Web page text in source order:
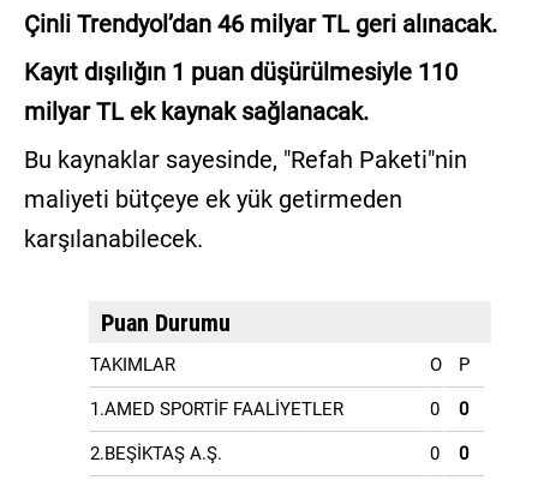
Çinli Trendyol’dan 46 milyar TL geri alınacak.
Kayıt dışılığın 1 puan düşürülmesiyle 110
milyar TL ek kaynak sağlanacak.
Bu kaynaklar sayesinde, "Refah Paketi"nin
maliyeti bütçeye ek yük getirmeden
karşılanabilecek.
Puan Durumu
TAKIMLAR O P
1.AMED SPORTİF FAALİYETLER 0 0
2.BEŞİKTAŞ A.Ş. 0 0